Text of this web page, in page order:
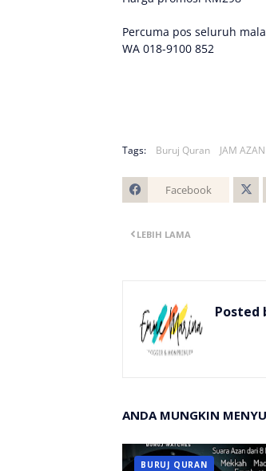
Percuma pos seluruh
WA 018-9100 852
Tags: Buruj Quran JAM AZAN
Facebook
LEBIH LAMA
Posted
ANDA MUNGKIN
BURUJ QURAN